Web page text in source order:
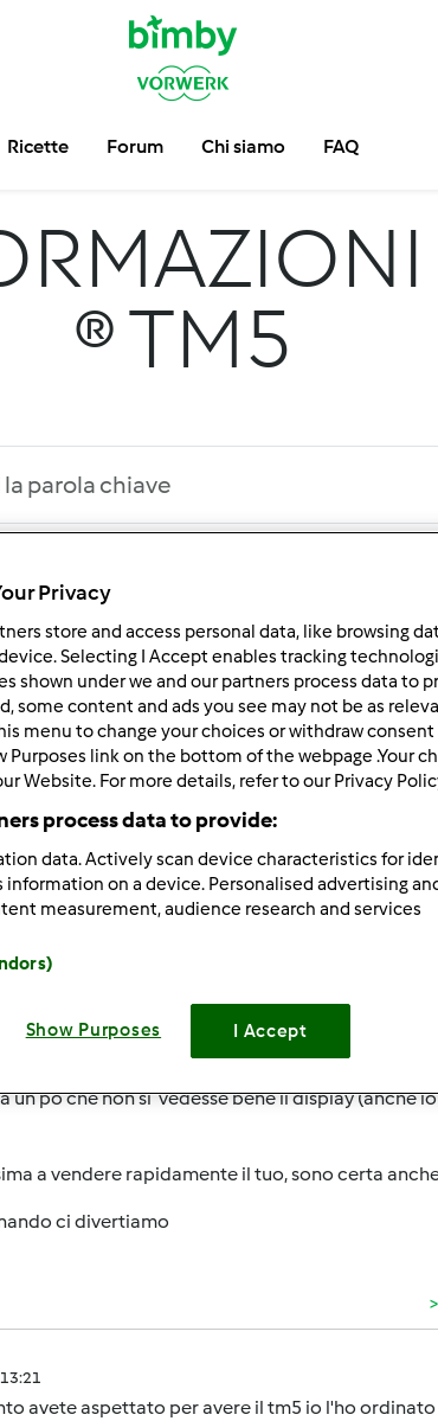
Ricette Forum Chi siamo FAQ
® TM5
10
fiduciosa! Io ho ancora iltm21. Mi successe
con il tm5.
ricevuto uscí il 31! Non me ne preoccupai ero
ha qualche cedimento ma... Quasi, quasi lo
non sono preoccupata, la adoro!
un po che non si vedesse bene il display (anche
a vendere rapidamente il tuo, sono certa
ci divertiamo
avete aspettato per avere il tm5 io l'ho ordinato
Privacy
store and access personal data, like browsing
Selecting I Accept enables tracking
shown under we and our partners process data to
some content and ads you see may not be as
menu to change your choices or withdraw
Purposes link on the bottom of the webpage .Your
Website. For more details, refer to our Privacy
process data to provide:
data. Actively scan device characteristics for
information on a device. Personalised advertising
measurement, audience research and services
Show Purposes I Accept